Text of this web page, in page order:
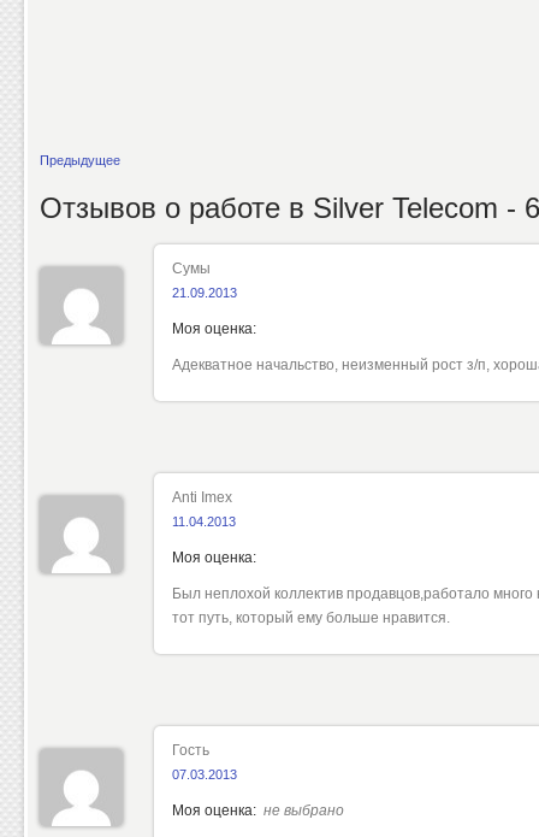
Предыдущее
Отзывов о работе в Silver Telecom - 6
Сумы
21.09.2013
Моя оценка:
Адекватное начальство, неизменный рост з/п,
Anti Imex
11.04.2013
Моя оценка:
Был неплохой коллектив продавцов,работало
тот путь, который ему больше нравится.
Гость
07.03.2013
Моя оценка: не выбрано